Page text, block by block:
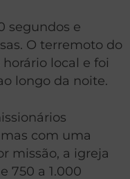
segundos e
O terremoto do
local e foi
longo da noite.
com uma
missão, a igreja
750 a 1.000